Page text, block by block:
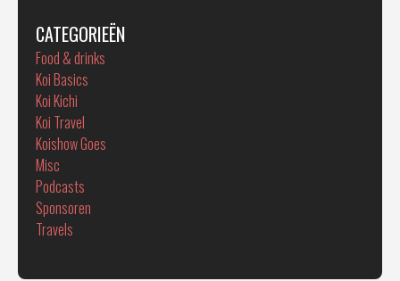
CATEGORIEËN
Food & drinks
Koi Basics
Koi Kichi
Koi Travel
Koishow Goes
Misc
Podcasts
Sponsoren
Travels